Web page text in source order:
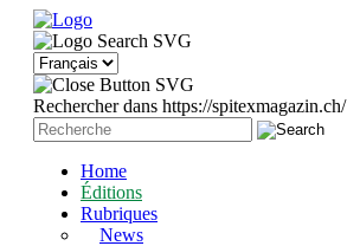
Rechercher dans https://spitexmagazin.ch/
Home
Éditions
Rubriques
News